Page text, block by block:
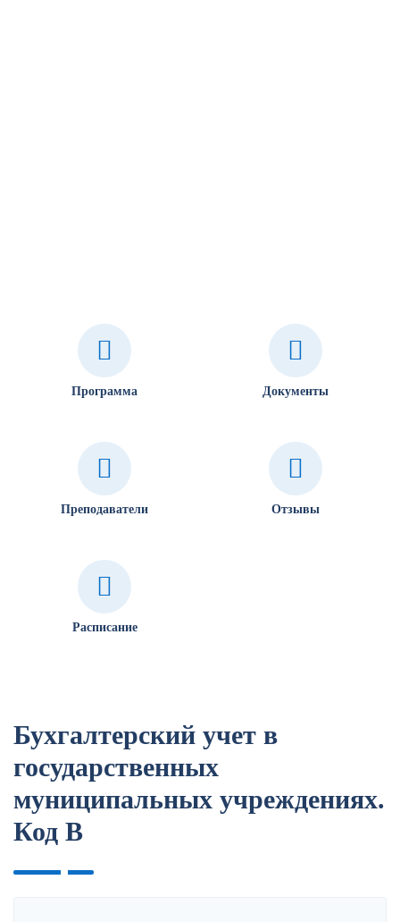
Программа Документы
Преподаватели Отзывы
Расписание
Бухгалтерский учет в
государственных
муниципальных учреждениях.
Код В